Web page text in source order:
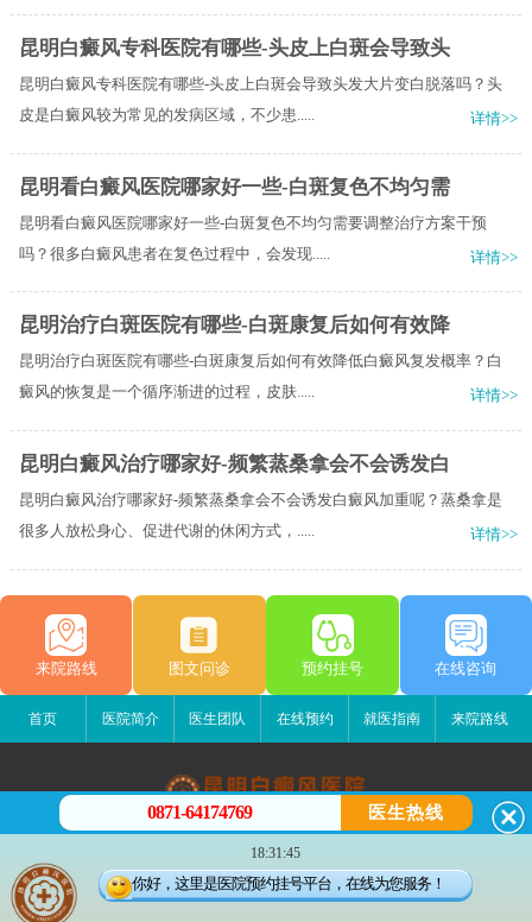
昆明白癜风专科医院有哪些-头皮上白斑会导致头
昆明白癜风专科医院有哪些-头皮上白斑会导致头发大片变白脱落吗？头
皮是白癜风较为常见的发病区域，不少患.....
详情>>
昆明看白癜风医院哪家好一些-白斑复色不均匀需
昆明看白癜风医院哪家好一些-白斑复色不均匀需要调整治疗方案干预
吗？很多白癜风患者在复色过程中，会发现.....
详情>>
昆明治疗白斑医院有哪些-白斑康复后如何有效降
昆明治疗白斑医院有哪些-白斑康复后如何有效降低白癜风复发概率？白
癜风的恢复是一个循序渐进的过程，皮肤.....
详情>>
昆明白癜风治疗哪家好-频繁蒸桑拿会不会诱发白
昆明白癜风治疗哪家好-频繁蒸桑拿会不会诱发白癜风加重呢？蒸桑拿是
很多人放松身心、促进代谢的休闲方式，.....
详情>>
来院路线 图文问诊 预约挂号 在线咨询
首页 医院简介 医生团队 在线预约 就医指南 来院路线
昆明白癜风医院
昆明市五华区护国路2号
版权所有：昆明白癜风医院
联系电话：0871-64174769
0871-64174769 医生热线
18:31:45
你好，这里是医院预约挂号平台，在线为您服务！